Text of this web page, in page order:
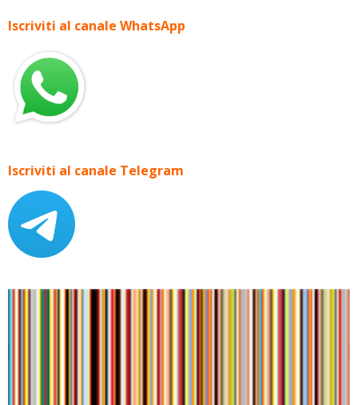
Iscriviti al canale WhatsApp
Iscriviti al canale Telegram